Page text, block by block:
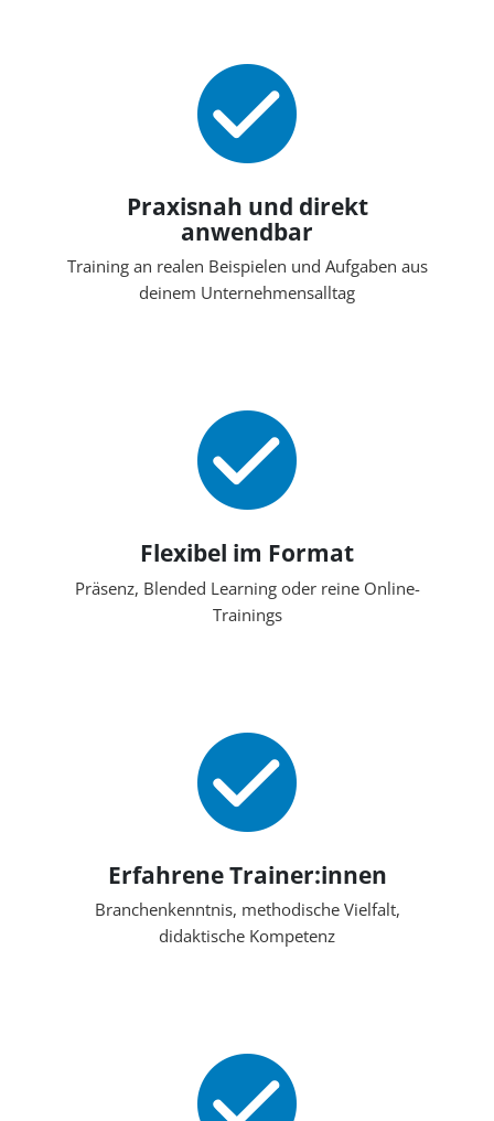
Praxisnah und direkt
anwendbar
Training an realen Beispielen und Aufgaben aus
deinem Unternehmensalltag
Flexibel im Format
Präsenz, Blended Learning oder reine Online-
Trainings
Erfahrene Trainer:innen
Branchenkenntnis, methodische Vielfalt,
didaktische Kompetenz